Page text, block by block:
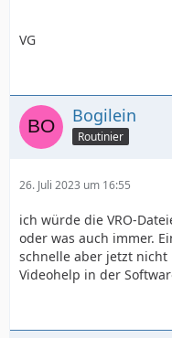
VG
Bogilein
Routinier
26. Juli 2023 um 16:55
ich würde die VRO-
oder was auch immer.
schnelle aber jetzt
Videohelp in der